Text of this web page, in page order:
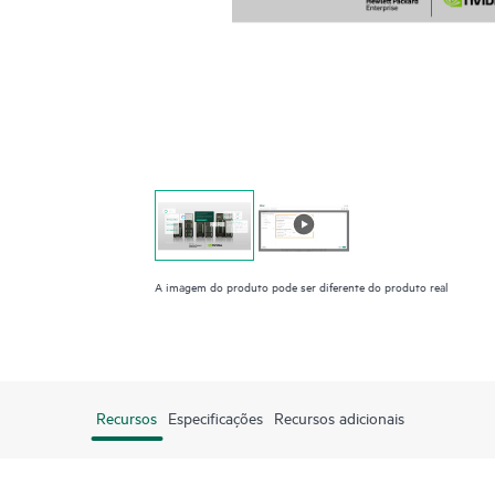
A imagem do produto pode ser diferente do produto real
Recursos Especificações Recursos adicionais